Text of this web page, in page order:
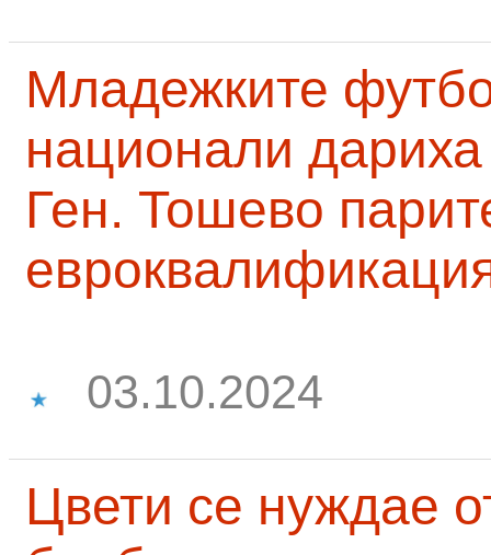
Младежките
национали
Ген. Тошево
03.10.2024
Цвети се нуждае